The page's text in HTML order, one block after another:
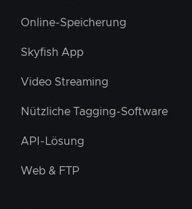
Online-Speicherung
Skyfish App
Video Streaming
Nützliche Tagging-Software
API-Lösung
Web & FTP